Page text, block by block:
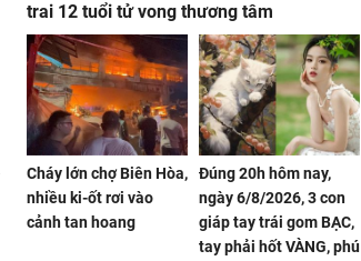
trai 12 tuổi tử vong thương tâm
Cháy lớn chợ Biên Hòa,
nhiều ki-ốt rơi vào
cảnh tan hoang
Đúng 20h hôm nay,
ngày 6/8/2026, 3 con
giáp tay trái gom BẠC,
tay phải hốt VÀNG, phú